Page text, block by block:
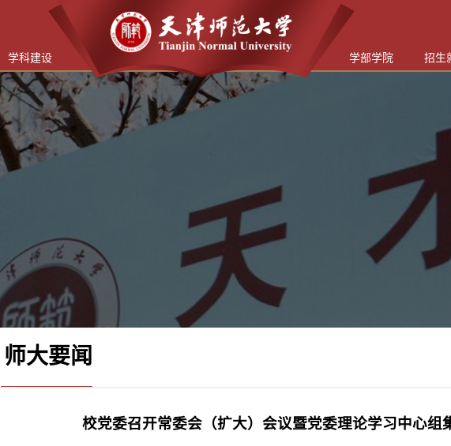
学科建设 学部学院 招生
师大要闻
校党委召开常委会（扩大）会议暨党委理论学习中心组